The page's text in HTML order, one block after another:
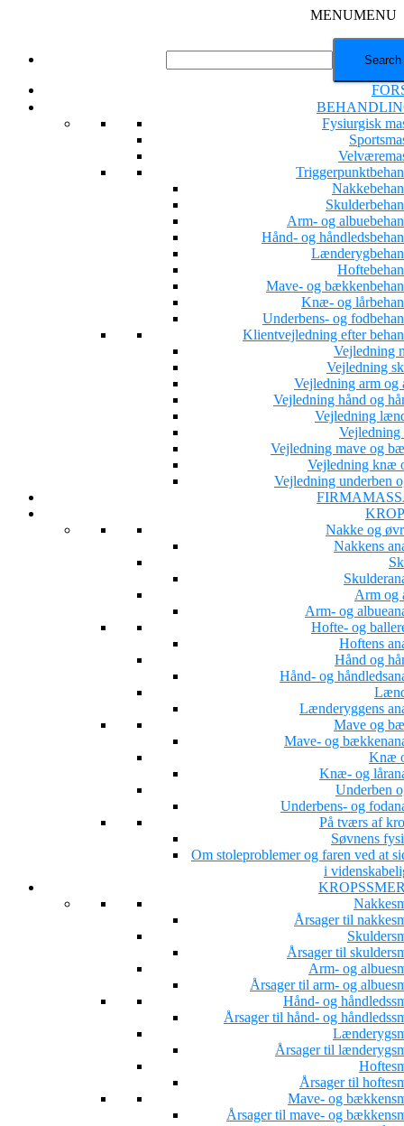
MENUMENU
Fysiurgisk
Arm- og
Hånd- og
Mave- og
Knæ- og
Underbens- og
Klientvejledning efter
Vejledning
Vejledning
Vejledning arm og
Vejledning hånd og
Vejledning
Vejledning
Vejledning mave og
Vejledning knæ
Vejledning underben
Nakke og
Nakkens
Arm og
Arm- og
Hofte- og
Hoftens
Hånd og
Hånd- og
Lænderyggens
Mave og
Mave- og
Knæ
Knæ- og
Underben
Underbens- og
På tværs af
Søvnens
Om stoleproblemer og faren ved at
i
Årsager til
Årsager til
Arm- og
Årsager til arm- og
Hånd- og
Årsager til hånd- og
Årsager til
Årsager til
Mave- og
Årsager til mave- og